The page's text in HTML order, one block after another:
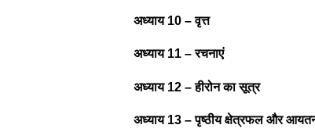
अध्याय 10 –वृत्त
अध्याय 11 –रचनाएं
अध्याय 12 –हीरोन का सूत्र
अध्याय 13 –पृष्ठीय क्षेत्रफल और